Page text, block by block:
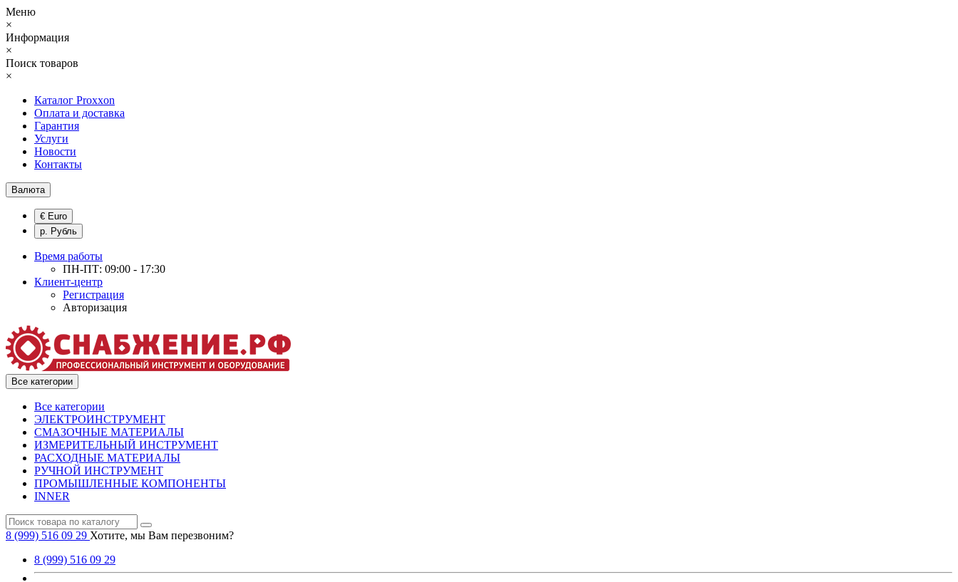
Меню
×
Информация
×
Поиск товаров
×
Каталог Proxxon
Оплата и доставка
Гарантия
Услуги
Новости
Контакты
Валюта
€ Euro
р. Рубль
Время работы
ПН-ПТ: 09:00 - 17:30
Клиент-центр
Регистрация
Авторизация
Все категории
Все категории
ЭЛЕКТРОИНСТРУМЕНТ
СМАЗОЧНЫЕ МАТЕРИАЛЫ
ИЗМЕРИТЕЛЬНЫЙ ИНСТРУМЕНТ
РАСХОДНЫЕ МАТЕРИАЛЫ
РУЧНОЙ ИНСТРУМЕНТ
ПРОМЫШЛЕННЫЕ КОМПОНЕНТЫ
INNER
8 (999) 516 09 29 Хотите, мы Вам перезвоним?
8 (999) 516 09 29